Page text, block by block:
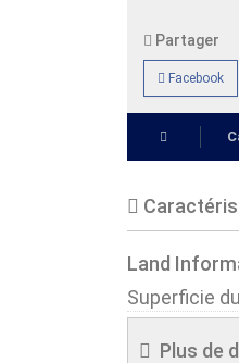
Partager
Facebook
Land
Superficie
Plus de